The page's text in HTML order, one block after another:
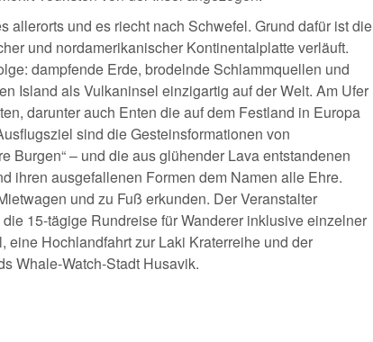
allerorts und es riecht nach Schwefel. Grund dafür ist die
und nordamerikanischer Kontinentalplatte verläuft.
dampfende Erde, brodelnde Schlammquellen und
Island als Vulkaninsel einzigartig auf der Welt. Am Ufer
darunter auch Enten die auf dem Festland in Europa
sind die Gesteinsformationen von
Burgen“ – und die aus glühender Lava entstandenen
ihren ausgefallenen Formen dem Namen alle Ehre.
und zu Fuß erkunden. Der Veranstalter
15-tägige Rundreise für Wanderer inklusive einzelner
Hochlandfahrt zur Laki Kraterreihe und der
Whale-Watch-Stadt Husavik.